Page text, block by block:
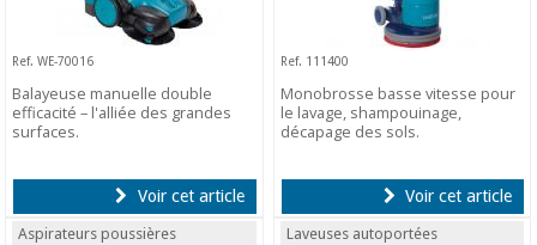
Ref. WE-70016
Balayeuse manuelle double
efficacité – l'alliée des grandes
surfaces.
Voir cet article
Ref. 111400
Monobrosse basse vitesse pour
le lavage, shampouinage,
décapage des sols.
Voir cet article
Aspirateurs poussières Laveuses autoportées